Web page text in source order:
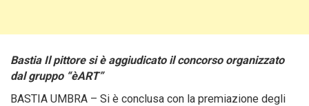
Bastia Il pittore si è aggiudicato il concorso organizzato
dal gruppo “èART”
BASTIA UMBRA – Si è conclusa con la premiazione degli